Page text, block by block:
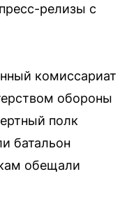
релизы с
комиссариат
обороны
полк
батальон
обещали